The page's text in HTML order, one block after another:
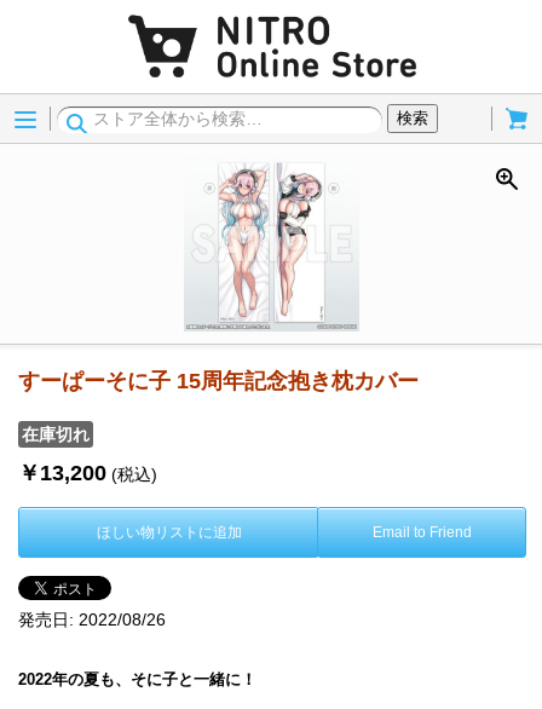
Menu
検索
すーぱーそに子 15周年記念抱き枕カバー
在庫切れ
￥13,200 (税込)
ほしい物リストに追加 Email to Friend
発売日: 2022/08/26
2022年の夏も、そに子と一緒に！